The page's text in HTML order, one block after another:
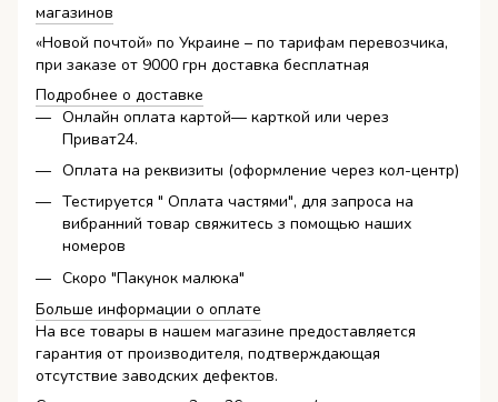
магазинов
«Новой почтой» по Украине – по тарифам перевозчика,
при заказе от 9000 грн доставка бесплатная
Подробнее о доставке
Онлайн оплата картой— карткой или через
Приват24.
Оплата на реквизиты (оформление через кол-центр)
Тестируется " Оплата частями", для запроса на
вибранний товар свяжитесь з помощью наших
номеров
Скоро "Пакунок малюка"
Больше информации о оплате
На все товары в нашем магазине предоставляется
гарантия от производителя, подтверждающая
отсутствие заводских дефектов.